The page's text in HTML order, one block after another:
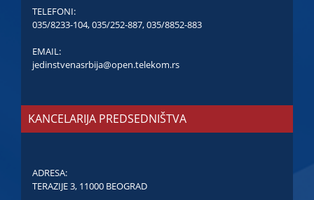
TELEFONI:
035/8233-104,035/252-887,035/8852-883
EMAIL:
jedinstvenasrbija@open.telekom.rs
KANCELARIJA PREDSEDNIŠTVA
ADRESA:
TERAZIJE 3, 11000 BEOGRAD